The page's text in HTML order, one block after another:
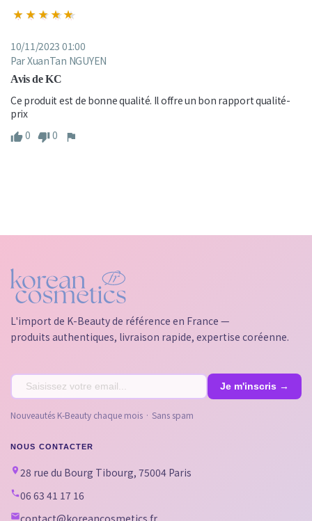
10/11/2023 01:00
Par XuanTan NGUYEN
Avis de KC
Ce produit est de bonne qualité. Il offre un bon rapport qualité-
prix
0
0
L'import de K-Beauty de référence en France —
produits authentiques, livraison rapide, expertise coréenne.
Nouveautés K-Beauty chaque mois · Sans spam
NOUS CONTACTER
28 rue du Bourg Tibourg, 75004 Paris
06 63 41 17 16
contact@koreancosmetics.fr